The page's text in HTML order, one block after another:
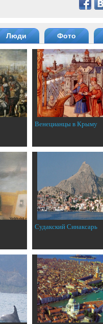
Люди Фото
Венецианцы в Крыму
Судакский Синаксарь